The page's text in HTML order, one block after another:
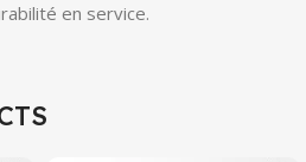
en service.